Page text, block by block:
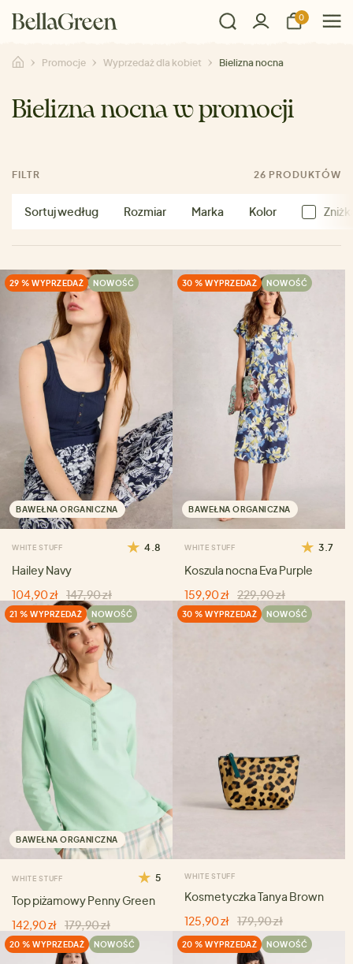
0
Promocje Wyprzedaż dla kobiet Bielizna nocna
Bielizna nocna w promocji
FILTR 26 PRODUKTÓW
Sortuj według Rozmiar Marka Kolor
29 % WYPRZEDAŻ NOWOŚĆ
BAWEŁNA ORGANICZNA
WHITE STUFF 4.8
Hailey Navy
104,90 zł 147,90 zł
30 % WYPRZEDAŻ NOWOŚĆ
BAWEŁNA ORGANICZNA
WHITE STUFF 3.7
Koszula nocna Eva Purple
159,90 zł 229,90 zł
21 % WYPRZEDAŻ NOWOŚĆ
BAWEŁNA ORGANICZNA
WHITE STUFF 5
Top piżamowy Penny Green
142,90 zł 179,90 zł
30 % WYPRZEDAŻ NOWOŚĆ
WHITE STUFF
Kosmetyczka Tanya Brown
125,90 zł 179,90 zł
20 % WYPRZEDAŻ NOWOŚĆ 20 % WYPRZEDAŻ NOWOŚĆ